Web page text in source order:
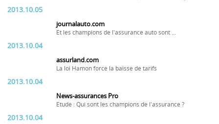
2013.10.05
journalauto.com
Et les champions de l'assurance auto sont ...
2013.10.04
assurland.com
La loi Hamon force la baisse de tarifs
2013.10.04
News-assurances Pro
Etude : Qui sont les champions de l'assurance ?
2013.10.04